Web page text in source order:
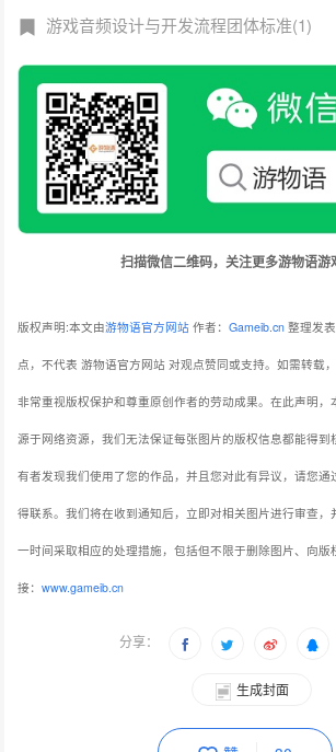
游戏音频设计与开发流程团体标准(1)
扫描微信二维码，关注更多游物语游
版权声明:本文由游物语官方网站 作者：Gameib.cn 整理发
点，不代表 游物语官方网站 对观点赞同或支持。如需转载
非常重视版权保护和尊重原创作者的劳动成果。在此声明，
源于网络资源，我们无法保证每张图片的版权信息都能得
有者发现我们使用了您的作品，并且您对此有异议，请您通
得联系。我们将在收到通知后，立即对相关图片进行审查，
一时间采取相应的处理措施，包括但不限于删除图片、向版
接：www.gameib.cn
分享：
生成封面